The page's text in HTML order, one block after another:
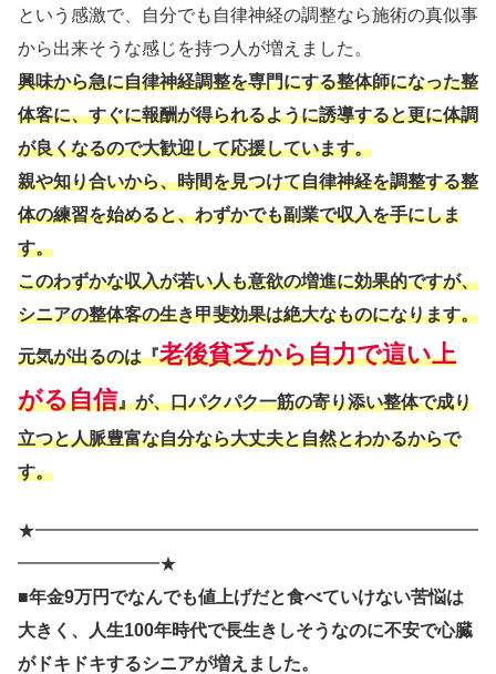
という感激で、自分でも自律神経の調整なら施術の真似事
から出来そうな感じを持つ人が増えました。
興味から急に自律神経調整を専門にする整体師になった整
体客に、すぐに報酬が得られるように誘導すると更に体調
が良くなるので大歓迎して応援しています。
親や知り合いから、時間を見つけて自律神経を調整する整
体の練習を始めると、わずかでも副業で収入を手にしま
す。
このわずかな収入が若い人も意欲の増進に効果的ですが、
シニアの整体客の生き甲斐効果は絶大なものになります。
元気が出るのは『老後貧乏から自力で這い上
がる自信』が、口パクパク一筋の寄り添い整体で成り
立つと人脈豊富な自分なら大丈夫と自然とわかるからで
す。
★━━━━━━━━━━━━━━━━━━━━━━━━━
━━━━━━━━★
■年金9万円でなんでも値上げだと食べていけない苦悩は
大きく、人生100年時代で長生きしそうなのに不安で心臓
がドキドキするシニアが増えました。